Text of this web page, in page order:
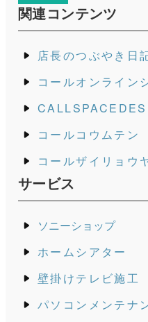
関連コンテンツ
店長のつぶやき日
コールオンライン
コールコウムテン
コールザイリョウ
サービス
ソニーショップ
ホームシアター
壁掛けテレビ施工
パソコンメンテナ